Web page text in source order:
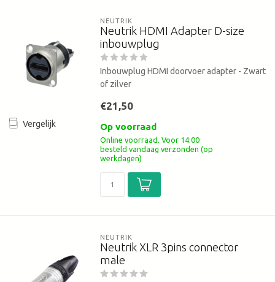
Vergelijk
NEUTRIK
Neutrik HDMI Adapter D-size
inbouwplug
Inbouwplug HDMI doorvoer adapter - Zwart
of zilver
€21,50
Op voorraad
Online voorraad. Voor 14:00
besteld vandaag verzonden (op
werkdagen)
NEUTRIK
Neutrik XLR 3pins connector
male